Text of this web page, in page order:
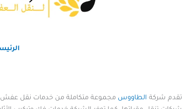
تقدم شركة الطاووس مجموعة متكاملة من خدمات نقل عفش